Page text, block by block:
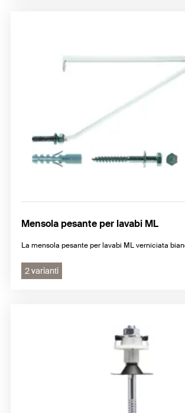
Mensola pesante per lavabi ML
La mensola pesante per lavabi ML verniciata
2 varianti